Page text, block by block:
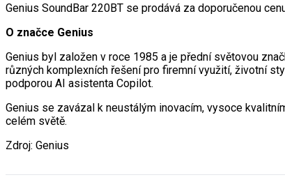
Genius SoundBar 220BT se prodává za doporučenou
O značce Genius
Genius byl založen v roce 1985 a je přední světovou
různých komplexních řešení pro firemní využití, životní
podporou AI asistenta Copilot.
Genius se zavázal k neustálým inovacím, vysoce
celém světě.
Zdroj: Genius